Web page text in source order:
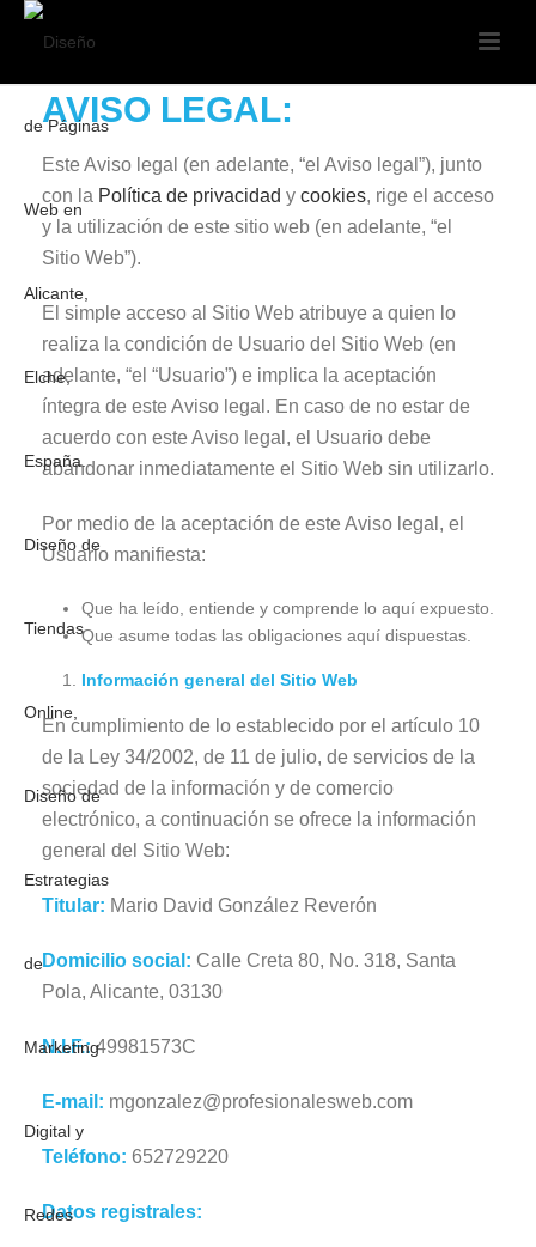
AVISO LEGAL:
Este Aviso legal (en adelante, “el Aviso legal”), junto
con la Política de privacidad y cookies, rige el acceso
y la utilización de este sitio web (en adelante, “el
Sitio Web”).
El simple acceso al Sitio Web atribuye a quien lo
realiza la condición de Usuario del Sitio Web (en
adelante, “el “Usuario”) e implica la aceptación
íntegra de este Aviso legal. En caso de no estar de
acuerdo con este Aviso legal, el Usuario debe
abandonar inmediatamente el Sitio Web sin utilizarlo.
Por medio de la aceptación de este Aviso legal, el
Usuario manifiesta:
Que ha leído, entiende y comprende lo aquí expuesto.
Que asume todas las obligaciones aquí dispuestas.
Información general del Sitio Web
En cumplimiento de lo establecido por el artículo 10
de la Ley 34/2002, de 11 de julio, de servicios de la
sociedad de la información y de comercio
electrónico, a continuación se ofrece la información
general del Sitio Web:
Titular: Mario David González Reverón
Domicilio social: Calle Creta 80, No. 318, Santa
Pola, Alicante, 03130
N.I.F.:49981573C
E-mail: mgonzalez@profesionalesweb.com
Teléfono: 652729220
Datos registrales: